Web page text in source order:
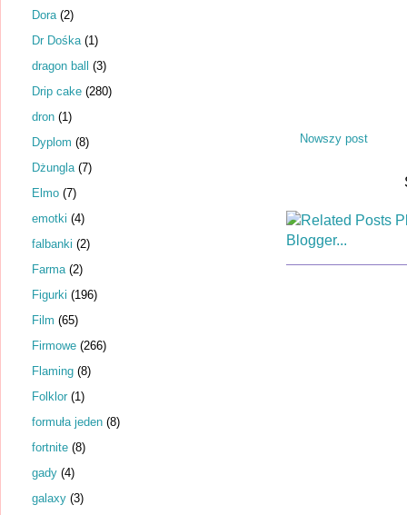
Nowszy post
Dora (2)
Dr Dośka (1)
dragon ball (3)
Drip cake (280)
dron (1)
Dyplom (8)
Dżungla (7)
Elmo (7)
emotki (4)
falbanki (2)
Farma (2)
Figurki (196)
Film (65)
Firmowe (266)
Flaming (8)
Folklor (1)
formuła jeden (8)
fortnite (8)
gady (4)
galaxy (3)